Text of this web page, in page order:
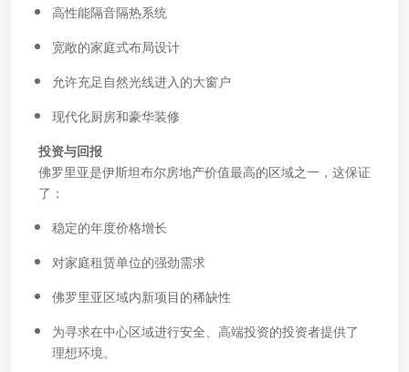
高性能隔音隔热系统
宽敞的家庭式布局设计
允许充足自然光线进入的大窗户
现代化厨房和豪华装修
投资与回报
佛罗里亚是伊斯坦布尔房地产价值最高的区域之一，这保证
了：
稳定的年度价格增长
对家庭租赁单位的强劲需求
佛罗里亚区域内新项目的稀缺性
为寻求在中心区域进行安全、高端投资的投资者提供了
理想环境。